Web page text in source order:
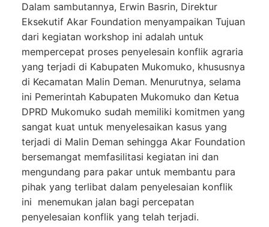
Dalam sambutannya, Erwin Basrin, Direktur
Eksekutif Akar Foundation menyampaikan Tujuan
dari kegiatan workshop ini adalah untuk
mempercepat proses penyelesain konflik agraria
yang terjadi di Kabupaten Mukomuko, khususnya
di Kecamatan Malin Deman. Menurutnya, selama
ini Pemerintah Kabupaten Mukomuko dan Ketua
DPRD Mukomuko sudah memiliki komitmen yang
sangat kuat untuk menyelesaikan kasus yang
terjadi di Malin Deman sehingga Akar Foundation
bersemangat memfasilitasi kegiatan ini dan
mengundang para pakar untuk membantu para
pihak yang terlibat dalam penyelesaian konflik
ini menemukan jalan bagi percepatan
penyelesaian konflik yang telah terjadi.